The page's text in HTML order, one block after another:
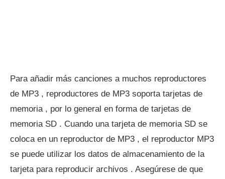
Para añadir más canciones a muchos reproductores
de MP3 , reproductores de MP3 soporta tarjetas de
memoria , por lo general en forma de tarjetas de
memoria SD . Cuando una tarjeta de memoria SD se
coloca en un reproductor de MP3 , el reproductor MP3
se puede utilizar los datos de almacenamiento de la
tarjeta para reproducir archivos . Asegúrese de que